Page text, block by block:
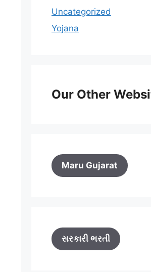
Uncategorized
Yojana
Our Other
Maru Gujarat
સરકારી ભરતી